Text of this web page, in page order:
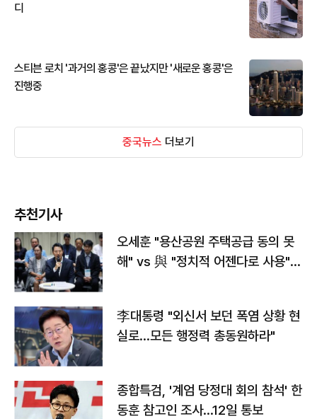
디
스티븐 로치 '과거의 홍콩'은 끝났지만 '새로운 홍콩'은
진행중
중국뉴스 더보기
추천기사
오세훈 "용산공원 주택공급 동의 못
해" vs 與 "정치적 어젠다로 사용"
李대통령 "외신서 보던 폭염 상황 현
실로…모든 행정력 총동원하라"
종합특검, '계엄 당정대 회의 참석' 한
동훈 참고인 조사...12일 통보